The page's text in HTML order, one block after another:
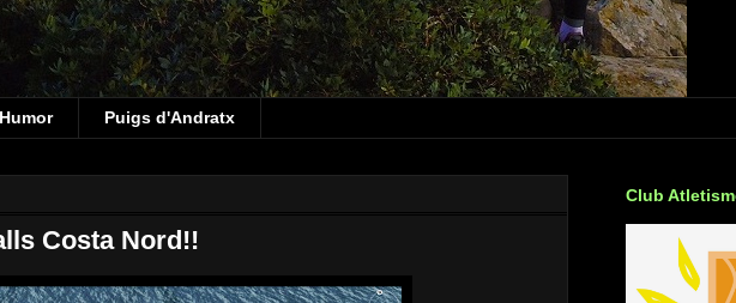
Humor Puigs d'Andratx
Costa Nord!!
Club